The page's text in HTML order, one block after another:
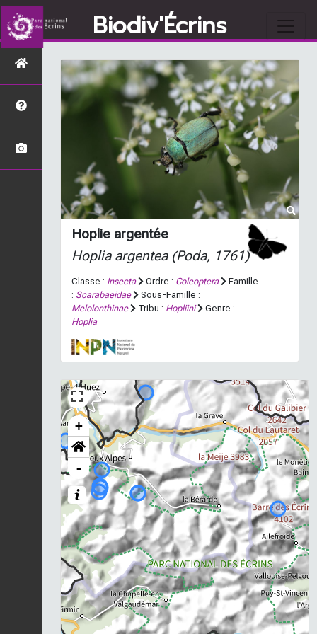
Biodiv'Écrins
Hoplie argentée
Hoplia argentea(Poda, 1761)
Classe : Insecta Ordre : Coleoptera
Famille
: Scarabaeidae
Sous-Famille :
Melolonthinae
Tribu : Hopliini
Genre :
Hoplia
+
-